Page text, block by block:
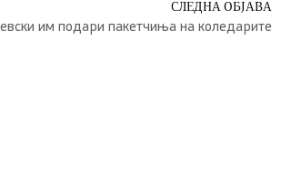
СЛЕДНА ОБЈАВА
им подари пакетчиња на коледарите